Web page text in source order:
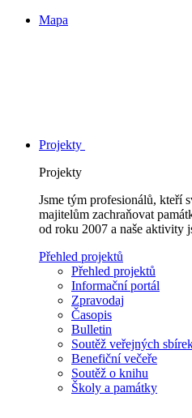
Mapa
Projekty
Projekty
Jsme tým profesionálů, kteří
majitelům zachraňovat
od roku 2007 a naše aktivity
Přehled projektů
Přehled projektů
Informační portál
Zpravodaj
Časopis
Bulletin
Soutěž veřejných
Benefiční večeře
Soutěž o knihu
Školy a památky